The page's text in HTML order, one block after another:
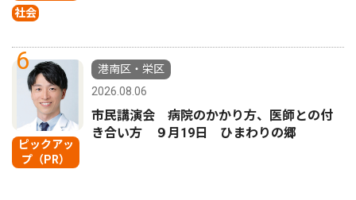
社会
6
ピックアッ
プ（PR）
港南区・栄区
2026.08.06
市民講演会 病院のかかり方、医師との付
き合い方 ９月19日 ひまわりの郷